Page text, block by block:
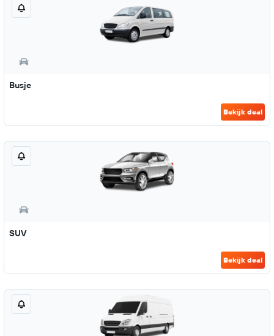
Busje
Bekijk deal
SUV
Bekijk deal